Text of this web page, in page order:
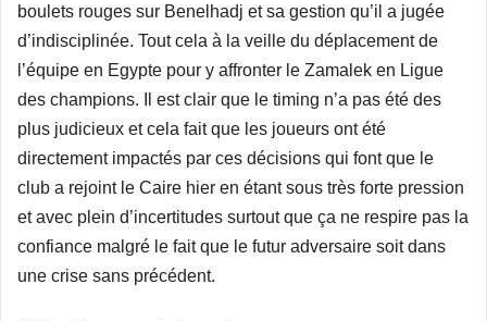
boulets rouges sur Benelhadj et sa gestion qu’il a jugée
d’indisciplinée. Tout cela à la veille du déplacement de
l’équipe en Egypte pour y affronter le Zamalek en Ligue
des champions. Il est clair que le timing n’a pas été des
plus judicieux et cela fait que les joueurs ont été
directement impactés par ces décisions qui font que le
club a rejoint le Caire hier en étant sous très forte pression
et avec plein d’incertitudes surtout que ça ne respire pas la
confiance malgré le fait que le futur adversaire soit dans
une crise sans précédent.